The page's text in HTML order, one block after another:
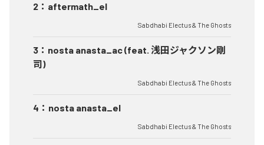
2 ： aftermath_el
Sabdhabi Electus & The Ghosts
3 ： nosta anasta_ac (feat. 浅田ジャクソン剛
司)
Sabdhabi Electus & The Ghosts
4 ： nosta anasta_el
Sabdhabi Electus & The Ghosts